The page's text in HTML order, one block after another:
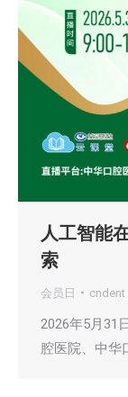
人工智能
索
会员日 cndent
2026年5月31
腔医院、中华